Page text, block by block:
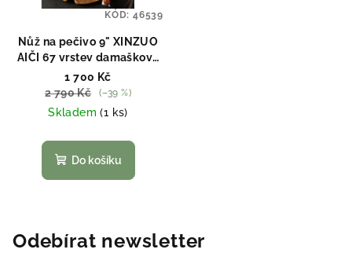
Nůž na pečivo 9" XINZUO
AIČI 67 vrstev damaškové
oceli
1 700 Kč
2 790 Kč
(–39 %)
Skladem(1 ks)
Do košíku
KÓD: 46539
Odebírat newsletter